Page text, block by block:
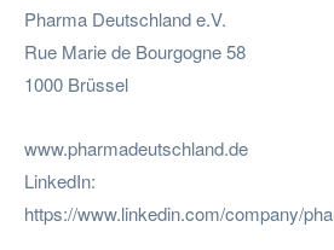
Pharma Deutschland e.V.
Rue Marie de Bourgogne 58
1000 Brüssel
www.pharmadeutschland.de
LinkedIn:
https://www.linkedin.com/company/